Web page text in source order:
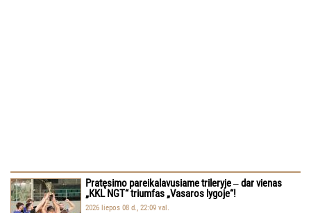
Pratęsimo pareikalavusiame trileryje ‒ dar vienas
„KKL NGT“ triumfas „Vasaros lygoje“!
2026 liepos 08 d., 22:09 val.